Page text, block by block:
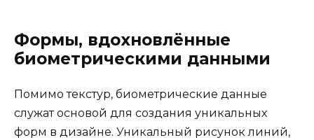
Формы, вдохновлённые
биометрическими данными
Помимо текстур, биометрические данные
служат основой для создания уникальных
форм в дизайне. Уникальный рисунок линий,